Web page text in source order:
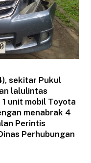
sekitar Pukul
lalulintas
unit mobil Toyota
menabrak 4
Perintis
Perhubungan